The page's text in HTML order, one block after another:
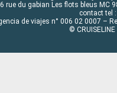
rue du gabian Les flots bleus MC
contact tel
de viajes n° 006 02 0007 –
©